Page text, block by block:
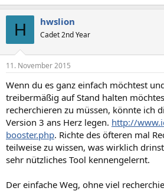
H hwslion
Cadet 2nd Year
11. November 2015
Wenn du es ganz einfach möchtest
treibermäßig auf Stand halten
recherchieren zu müssen, könnte ich
Version 3 ans Herz legen. http://
booster.php. Richte des öfteren mal
teilweise zu wissen, was wirklich
sehr nützliches Tool kennengelernt.
Der einfache Weg, ohne viel